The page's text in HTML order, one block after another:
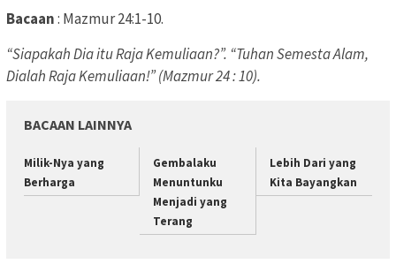
Bacaan: Mazmur 24:1-10.
“Siapakah Dia itu Raja Kemuliaan?”. “Tuhan Semesta Alam,
Dialah Raja Kemuliaan!” (Mazmur 24 : 10).
BACAAN LAINNYA
Milik-Nya yang
Berharga
Gembalaku
Menuntunku
Menjadi yang
Terang
Lebih Dari yang
Kita Bayangkan